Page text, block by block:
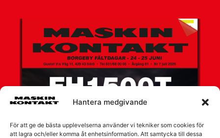
Hantera medgivande
För att ge de bästa upplevelserna använder vi tekniker som cookies för
att lagra och/eller komma åt enhetsinformation. Att samtycka till dessa